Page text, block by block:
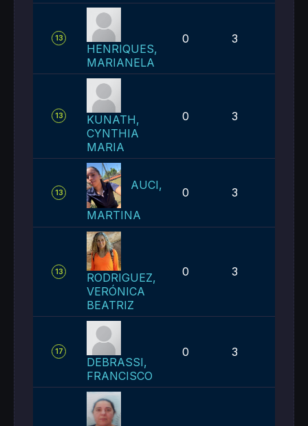
13
HENRIQUES,
MARIANELA
0 3
13
KUNATH,
CYNTHIA
MARIA
0 3
13
AUCI,
MARTINA
0 3
13
RODRIGUEZ,
VERÓNICA
BEATRIZ
0 3
17
DEBRASSI,
FRANCISCO
0 3